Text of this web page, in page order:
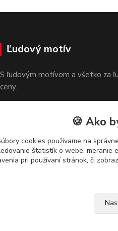
Ľudový motív
S ľudovým motívom a všetko za
ceny.
Ing. Dominika
🍪 Ako
cookies používame na
štatistík o webe, meranie
pri používaní stránok, či